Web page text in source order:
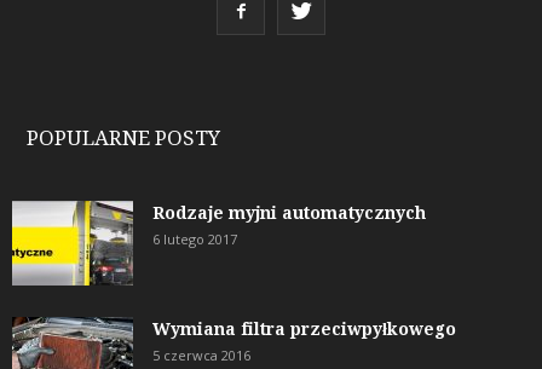
POPULARNE POSTY
Rodzaje myjni automatycznych
6 lutego 2017
Wymiana filtra przeciwpyłkowego
5 czerwca 2016